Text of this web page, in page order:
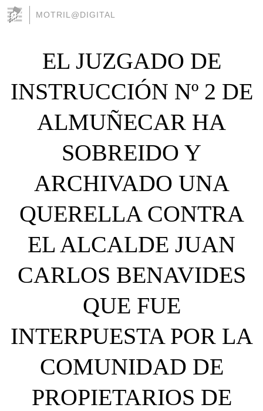
MOTRIL@DIGITAL
EL JUZGADO DE
INSTRUCCIÓN Nº 2 DE
ALMUÑECAR HA
SOBREIDO Y
ARCHIVADO UNA
QUERELLA CONTRA
EL ALCALDE JUAN
CARLOS BENAVIDES
QUE FUE
INTERPUESTA POR LA
COMUNIDAD DE
PROPIETARIOS DE